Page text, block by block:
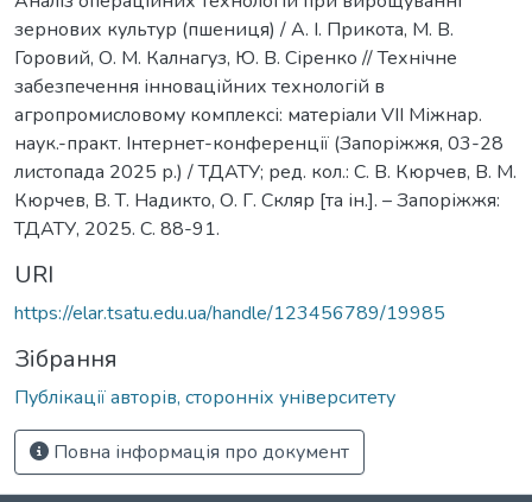
зернових культур (пшениця) / А. І. Прикота, М. В.
Горовий, О. М. Калнагуз, Ю. В. Сіренко // Технічне
забезпечення інноваційних технологій в
агропромисловому комплексі: матеріали VІІ Міжнар.
наук.-практ. Інтернет-конференції (Запоріжжя, 03-28
листопада 2025 р.) / ТДАТУ; ред. кол.: С. В. Кюрчев, В. М.
Кюрчев, В. Т. Надикто, О. Г. Скляр [та ін.]. – Запоріжжя:
ТДАТУ, 2025. С. 88-91.
URI
https://elar.tsatu.edu.ua/handle/123456789/19985
Зібрання
Публікації авторів, сторонніх університету
Повна інформація про документ